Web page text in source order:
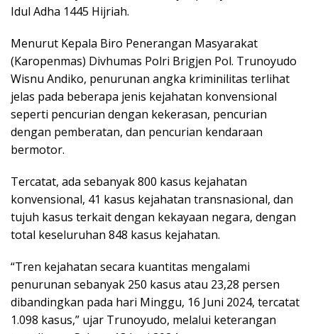
Idul Adha 1445 Hijriah.
Menurut Kepala Biro Penerangan Masyarakat
(Karopenmas) Divhumas Polri Brigjen Pol. Trunoyudo
Wisnu Andiko, penurunan angka kriminilitas terlihat
jelas pada beberapa jenis kejahatan konvensional
seperti pencurian dengan kekerasan, pencurian
dengan pemberatan, dan pencurian kendaraan
bermotor.
Tercatat, ada sebanyak 800 kasus kejahatan
konvensional, 41 kasus kejahatan transnasional, dan
tujuh kasus terkait dengan kekayaan negara, dengan
total keseluruhan 848 kasus kejahatan.
“Tren kejahatan secara kuantitas mengalami
penurunan sebanyak 250 kasus atau 23,28 persen
dibandingkan pada hari Minggu, 16 Juni 2024, tercatat
1.098 kasus,” ujar Trunoyudo, melalui keterangan